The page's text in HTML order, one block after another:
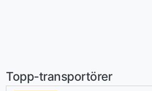
Topp-transportörer